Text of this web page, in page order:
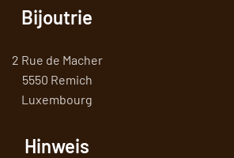
Hinweis
Bijoutrie
2 Rue de Macher
5550 Remich
Luxembourg